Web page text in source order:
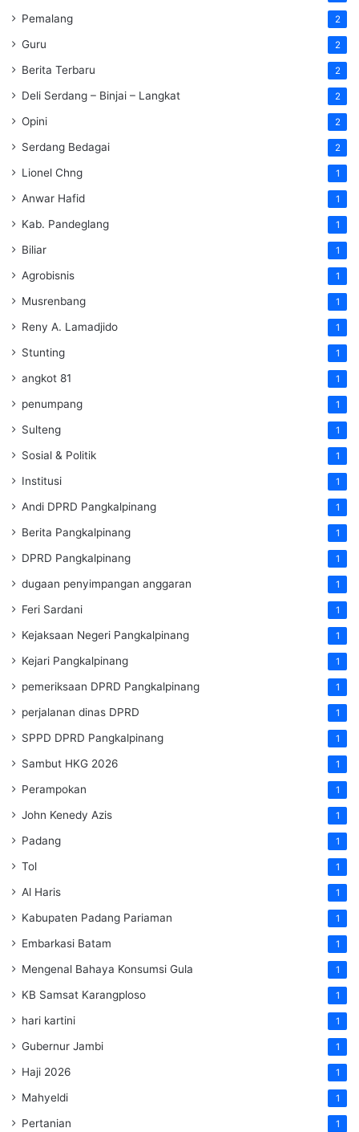
Pemalang 2
Guru 2
Berita Terbaru 2
Deli Serdang – Binjai – Langkat 2
Opini 2
Serdang Bedagai 2
Lionel Chng 1
Anwar Hafid 1
Kab. Pandeglang 1
Biliar 1
Agrobisnis 1
Musrenbang 1
Reny A. Lamadjido 1
Stunting 1
angkot 81 1
penumpang 1
Sulteng 1
Sosial & Politik 1
Institusi 1
Andi DPRD Pangkalpinang 1
Berita Pangkalpinang 1
DPRD Pangkalpinang 1
dugaan penyimpangan anggaran 1
Feri Sardani 1
Kejaksaan Negeri Pangkalpinang 1
Kejari Pangkalpinang 1
pemeriksaan DPRD Pangkalpinang 1
perjalanan dinas DPRD 1
SPPD DPRD Pangkalpinang 1
Sambut HKG 2026 1
Perampokan 1
John Kenedy Azis 1
Padang 1
Tol 1
Al Haris 1
Kabupaten Padang Pariaman 1
Embarkasi Batam 1
Mengenal Bahaya Konsumsi Gula 1
KB Samsat Karangploso 1
hari kartini 1
Gubernur Jambi 1
Haji 2026 1
Mahyeldi 1
Pertanian 1